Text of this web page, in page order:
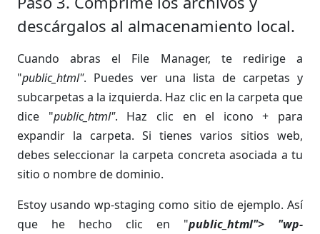
descárgalos al almacenamiento local.
Cuando abras el File Manager, te redirige a
"public_html". Puedes ver una lista de carpetas y
subcarpetas a la izquierda. Haz clic en la carpeta que
dice "public_html". Haz clic en el icono + para
expandir la carpeta. Si tienes varios sitios web,
debes seleccionar la carpeta concreta asociada a tu
sitio o nombre de dominio.
Estoy usando wp-staging como sitio de ejemplo. Así
que he hecho clic en "public_html"> "wp-